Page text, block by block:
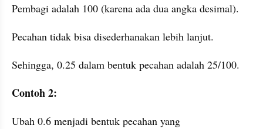
Pembagi adalah 100 (karena ada dua angka desimal).
Pecahan tidak bisa disederhanakan lebih lanjut.
Sehingga, 0.25 dalam bentuk pecahan adalah 25/100.
Contoh 2:
Ubah 0.6 menjadi bentuk pecahan yang